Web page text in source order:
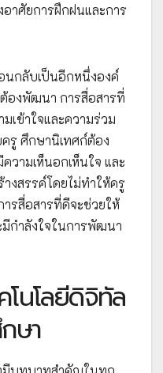
าศัยการฝึกฝนและการ
นกลับเป็นอีกหนึ่งองค์
องพัฒนา การสื่อสารที่
เข้าใจและความร่วม
รู ศึกษานิเทศก์ต้อง
วามเห็นอกเห็นใจ และ
งสรรค์โดยไม่ทำให้ครู
รสื่อสารที่ดีจะช่วยให้
กำลังใจในการพัฒนา
โนโลยีดิจิทัล
ษา